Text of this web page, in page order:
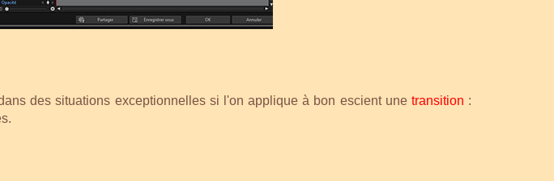
des situations exceptionnelles si l'on applique à bon escient une transition :